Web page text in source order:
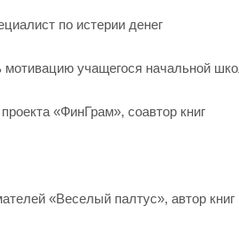
по истерии денег
учащегося начальной
«ФинГрам», соавтор книг
«Веселый палтус», автор